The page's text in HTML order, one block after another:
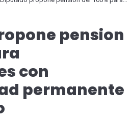
pension
con
permanente